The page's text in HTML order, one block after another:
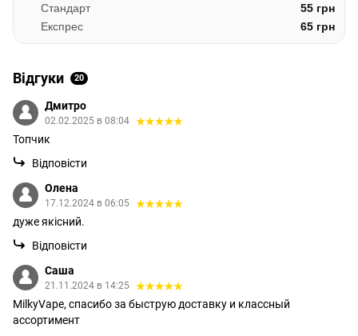
Стандарт
55 грн
Експрес
65 грн
Відгуки 20
Дмитро
02.02.2025 в 08:04
Топчик
Відповісти
Олена
17.12.2024 в 06:05
дуже якісний.
Відповісти
Саша
21.11.2024 в 14:25
MilkyVape, спасибо за быструю доставку и классный
ассортимент